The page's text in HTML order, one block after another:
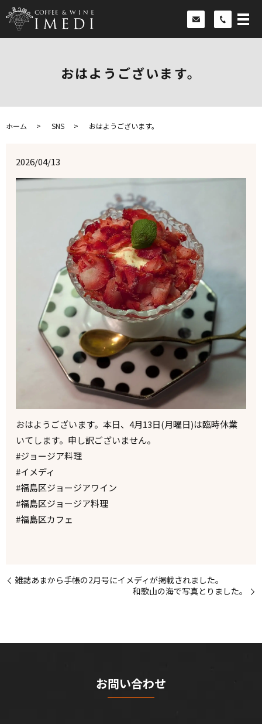
おはようございます。
ホーム SNS おはようございます。
2026/04/13
おはようございます。本日、4月13日(月曜日)は臨時休業
いてします。申し訳ございません。
#ジョージア料理
#イメディ
#福島区ジョージアワイン
#福島区ジョージア料理
#福島区カフェ
雑誌あまから手帳の2月号にイメディが掲載されました。
和歌山の海で写真とりました。
お問い合わせ